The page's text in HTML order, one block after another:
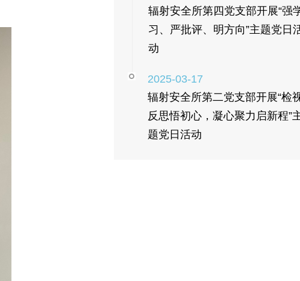
辐射安全所第四党支部开展“强
习、严批评、明方向”主题党日
动
2025-03-17
辐射安全所第二党支部开展“检
反思悟初心，凝心聚力启新程”
题党日活动